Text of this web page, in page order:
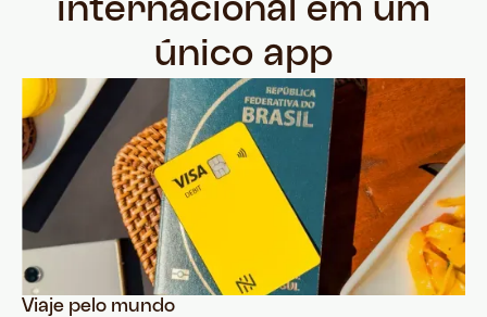
internacional em um
único app
Viaje pelo mundo